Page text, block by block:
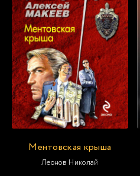
Ментовская крыша
Леонов Николай